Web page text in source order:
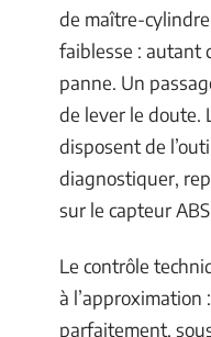
de maître-
faiblesse : autant
panne. Un
de lever le doute.
disposent de
diagnostiquer,
sur le capteur
Le contrôle
à l’approximation
parfaitement,